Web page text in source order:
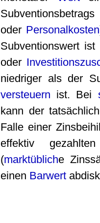
oder Personalkosten
Subventionswert
oder
niedriger als der
versteuern ist. Bei
kann der
Falle einer
effektiv
(marktübliche
einen Barwert